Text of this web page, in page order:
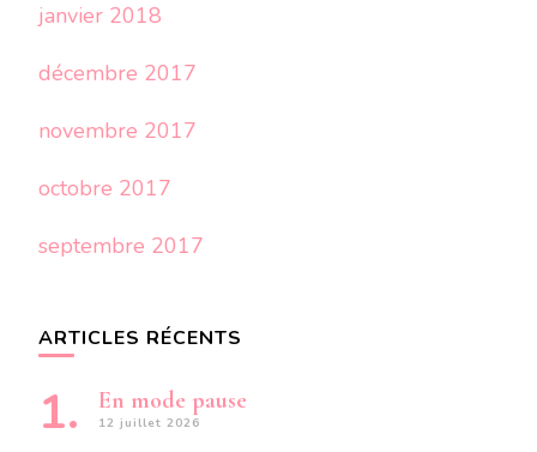
janvier 2018
décembre 2017
novembre 2017
octobre 2017
septembre 2017
ARTICLES RÉCENTS
En mode pause
12 juillet 2026